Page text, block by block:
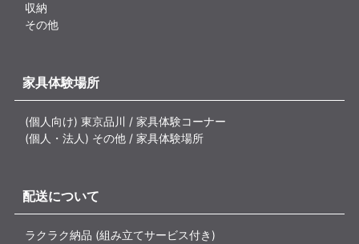
収納
その他
家具体験場所
(個人向け) 東京品川 / 家具体験コーナー
(個人・法人) その他 / 家具体験場所
配送について
ラクラク納品 (組み立てサービス付き)